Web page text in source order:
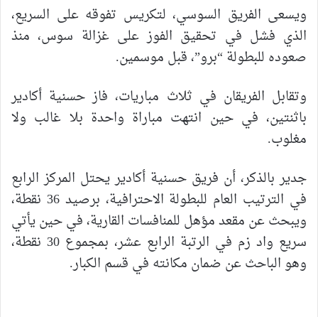
ويسعى الفريق السوسي، لتكريس تفوقه على السريع،
الذي فشل في تحقيق الفوز على غزالة سوس، منذ
صعوده للبطولة “برو”، قبل موسمين.
وتقابل الفريقان في ثلاث مباريات، فاز حسنية أكادير
باثنتين، في حين انتهت مباراة واحدة بلا غالب ولا
مغلوب.
جدير بالذكر، أن فريق حسنية أكادير يحتل المركز الرابع
في الترتيب العام للبطولة الاحترافية، برصيد 36 نقطة،
ويبحث عن مقعد مؤهل للمنافسات القارية، في حين يأتي
سريع واد زم في الرتبة الرابع عشر، بمجموع 30 نقطة،
وهو الباحث عن ضمان مكانته في قسم الكبار.